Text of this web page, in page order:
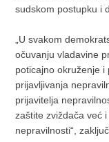
sudskom postupku i
„U svakom
očuvanju vladavine
poticajno okruženje i
prijavljivanja
prijavitelja
zaštite zviždača već
nepravilnosti“,